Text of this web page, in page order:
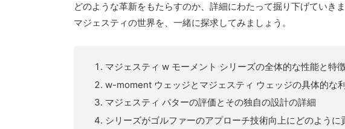
どのような革新をもたらすのか、詳細にわたって掘り下げていき
マジェスティの世界を、一緒に探求してみましょう。
マジェスティ w モーメント シリーズの全体的な性能と特
w-moment ウェッジとマジェスティ ウェッジの具体的な
マジェスティ パターの評価とその独自の設計の詳細
シリーズがゴルファーのアプローチ技術向上にどのように